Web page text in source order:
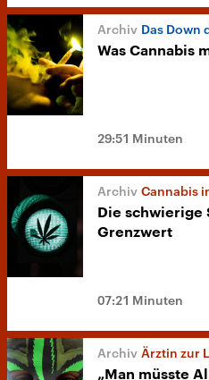
Das Down
Was Cannabis
29:51 Minuten
Cannabis
Die schwierige
Grenzwert
07:21 Minuten
Ärztin zur
„Man müsste